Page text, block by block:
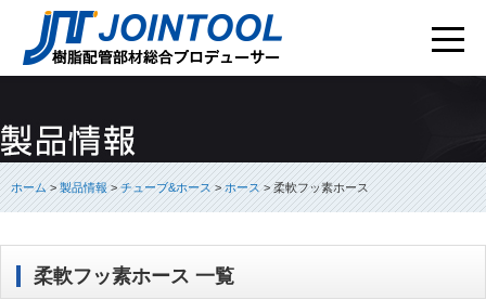
ホーム>製品情報>チューブ&ホース>ホース>柔軟フッ素ホース
柔軟フッ素ホース 一覧